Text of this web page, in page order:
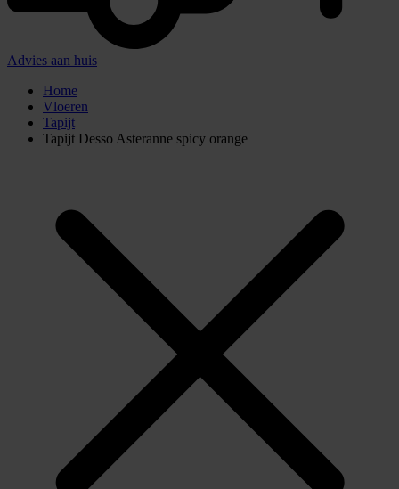
Advies aan huis
Home
Vloeren
Tapijt
Tapijt Desso Asteranne spicy orange